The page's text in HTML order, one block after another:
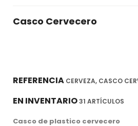
Casco Cervecero
REFERENCIA CERVEZA, CASCO
EN INVENTARIO31 ARTÍCULOS
Casco de plastico cervecero